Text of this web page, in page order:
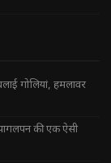
गोलियां, हमलावर
की एक ऐसी